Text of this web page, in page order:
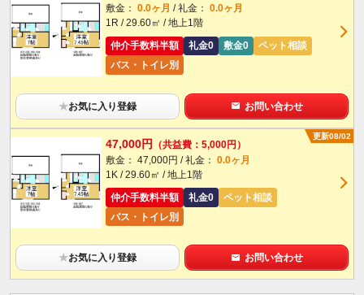
敷金： 0.0ヶ月 / 礼金： 0.0ヶ月
1R / 29.60㎡ / 地上1階
仲介手数料半額
礼金0 敷金0
ペット相談
バス・トイレ別
★お気に入り登録 お問い合わせ
更新08/02
47,000円
（共益費：5,000円）
敷金： 47,000円 / 礼金： 0.0ヶ月
1K / 29.60㎡ / 地上1階
仲介手数料半額
礼金0
ペット相談
バス・トイレ別
★お気に入り登録 お問い合わせ